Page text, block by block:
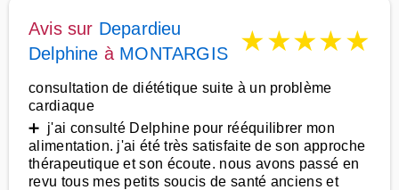
Avis sur Depardieu
Delphine à MONTARGIS ★★★★★
consultation de diététique suite à un problème
cardiaque
➕ j'ai consulté Delphine pour rééquilibrer mon
alimentation. j'ai été très satisfaite de son approche
thérapeutique et son écoute. nous avons passé en
revu tous mes petits soucis de santé anciens et